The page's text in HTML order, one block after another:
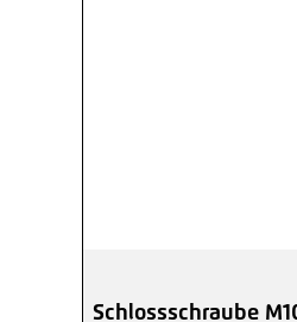
Schlossschraube